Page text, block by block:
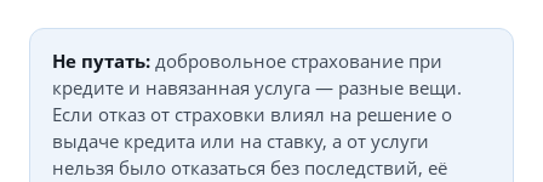
Не путать: добровольное страхование при
кредите и навязанная услуга — разные вещи.
Если отказ от страховки влиял на решение о
выдаче кредита или на ставку, а от услуги
нельзя было отказаться без последствий, её